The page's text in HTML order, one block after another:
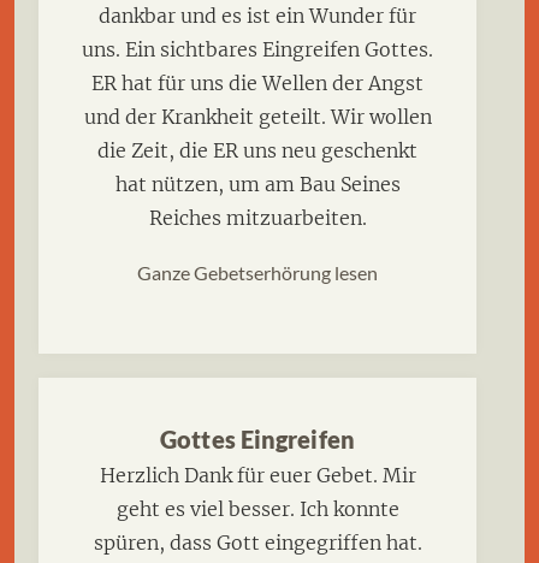
dankbar und es ist ein Wunder für
uns. Ein sichtbares Eingreifen Gottes.
ER hat für uns die Wellen der Angst
und der Krankheit geteilt. Wir wollen
die Zeit, die ER uns neu geschenkt
hat nützen, um am Bau Seines
Reiches mitzuarbeiten.
Ganze Gebetserhörung lesen
Gottes Eingreifen
Herzlich Dank für euer Gebet. Mir
geht es viel besser. Ich konnte
spüren, dass Gott eingegriffen hat.